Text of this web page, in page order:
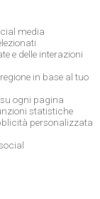
media
e delle interazioni
in base al tuo
ogni pagina
statistiche
personalizzata